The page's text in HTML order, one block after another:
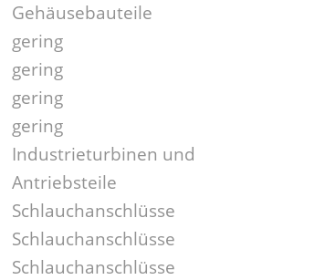
Gehäusebauteile
gering
gering
gering
gering
Industrieturbinen und
Antriebsteile
Schlauchanschlüsse
Schlauchanschlüsse
Schlauchanschlüsse